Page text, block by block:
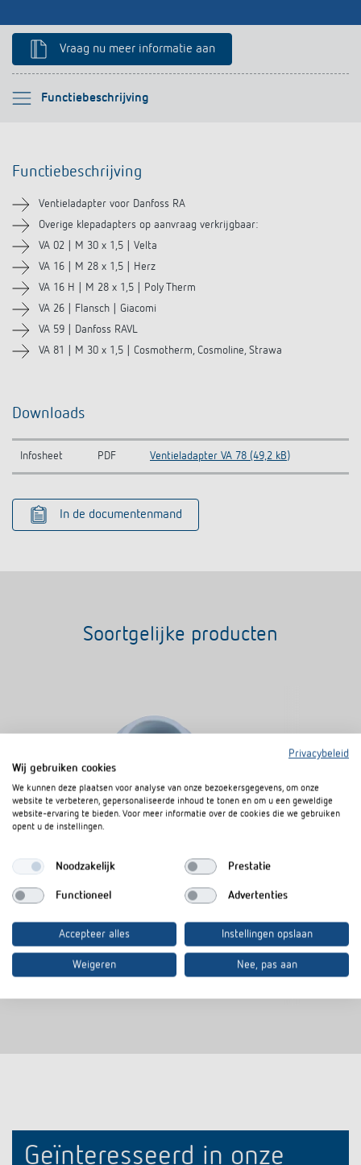
voordelig schakelen
Vraag nu meer informatie aan
Functiebeschrijving
Selecteer alstublieft
Soortgelijke producten
Functiebeschrijving
Ventieladapter voor Danfoss RA
Overige klepadapters op aanvraag verkrijgbaar:
VA 02 | M 30 x 1,5 | Velta
VA 16 | M 28 x 1,5 | Herz
VA 16 H | M 28 x 1,5 | Poly Therm
VA 26 | Flansch | Giacomi
VA 59 | Danfoss RAVL
VA 81 | M 30 x 1,5 | Cosmotherm, Cosmoline, Strawa
Downloads
Infosheet PDF Ventieladapter VA 78 (49,2 kB)
In de documentenmand
Soortgelijke producten
Artikelnr. 9070437
Ventieladapter voor Onda,
Oventrop (M 30 x 1,5), Heimeier,
Herb, Therm-Concept, Frank, Roth
(verdeler), Dinotherm (verdeler)
Overige ventieladapter op
Geïnteresseerd in onze
Privacybeleid
Wij gebruiken cookies
We kunnen deze plaatsen voor analyse van onze bezoekersgegevens, om onze
website te verbeteren, gepersonaliseerde inhoud te tonen en om u een geweldige
website-ervaring te bieden. Voor meer informatie over de cookies die we gebruiken
opent u de instellingen.
Noodzakelijk Prestatie
Functioneel Advertenties
Accepteer alles Instellingen opslaan
Weigeren Nee, pas aan